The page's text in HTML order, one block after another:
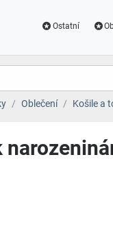
Ostatní
Oblečení Košile a